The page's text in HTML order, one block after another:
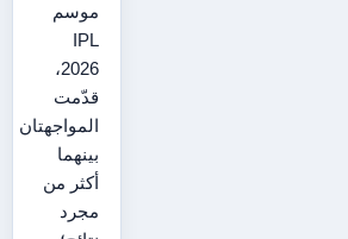
موسم
IPL
2026،
قدّمت
المواجهتان
بينهما
أكثر من
مجرد